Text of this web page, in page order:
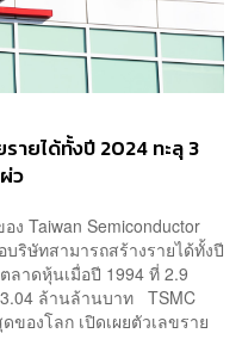
ายได้ทั้งปี 2024 ทะลุ 3
ว
Taiwan Semiconductor
บริษัทสามารถสร้างรายได้ทั้งปี
าดหุ้นเมื่อปี 1994 ที่ 2.9
ล้านล้านบาท TSMC
องโลก เปิดเผยตัวเลขราย